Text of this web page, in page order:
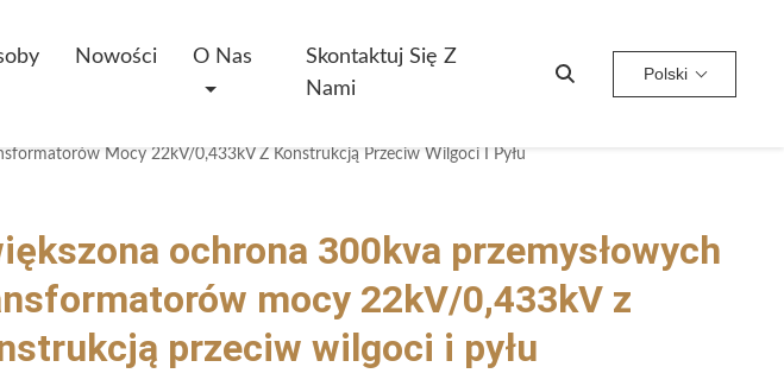
Nowości O Nas
Skontaktuj Się Z
Nami
Polski
Mocy 22kV/0,433kV Z Konstrukcją Przeciw Wilgoci I Pyłu
ochrona 300kva przemysłowych
mocy 22kV/0,433kV z
przeciw wilgoci i pyłu